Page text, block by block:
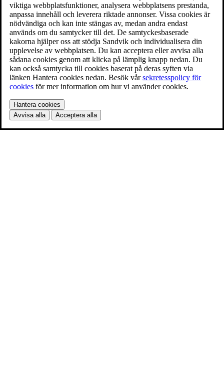
viktiga webbplatsfunktioner, analysera webbplatsens prestanda,
anpassa innehåll och leverera riktade annonser. Vissa cookies är
nödvändiga och kan inte stängas av, medan andra endast
används om du samtycker till det. De samtyckesbaserade
kakorna hjälper oss att stödja Sandvik och individualisera din
upplevelse av webbplatsen. Du kan acceptera eller avvisa alla
sådana cookies genom att klicka på lämplig knapp nedan. Du
kan också samtycka till cookies baserat på deras syften via
länken Hantera cookies nedan. Besök vårsekretesspolicy för
cookies för mer information om hur vi använder cookies.
Hantera cookies
Avvisa alla
Acceptera alla